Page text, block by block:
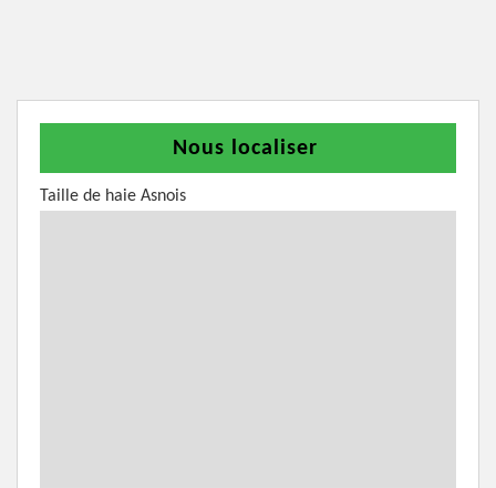
Nous localiser
Taille de haie Asnois